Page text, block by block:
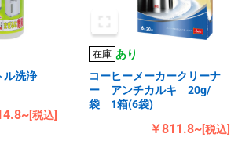
ル洗浄
[税込]
在庫 あり
コーヒーメーカークリーナ
ー アンチカルキ 20g/
袋 1箱(6袋)
￥811.8~[税込]